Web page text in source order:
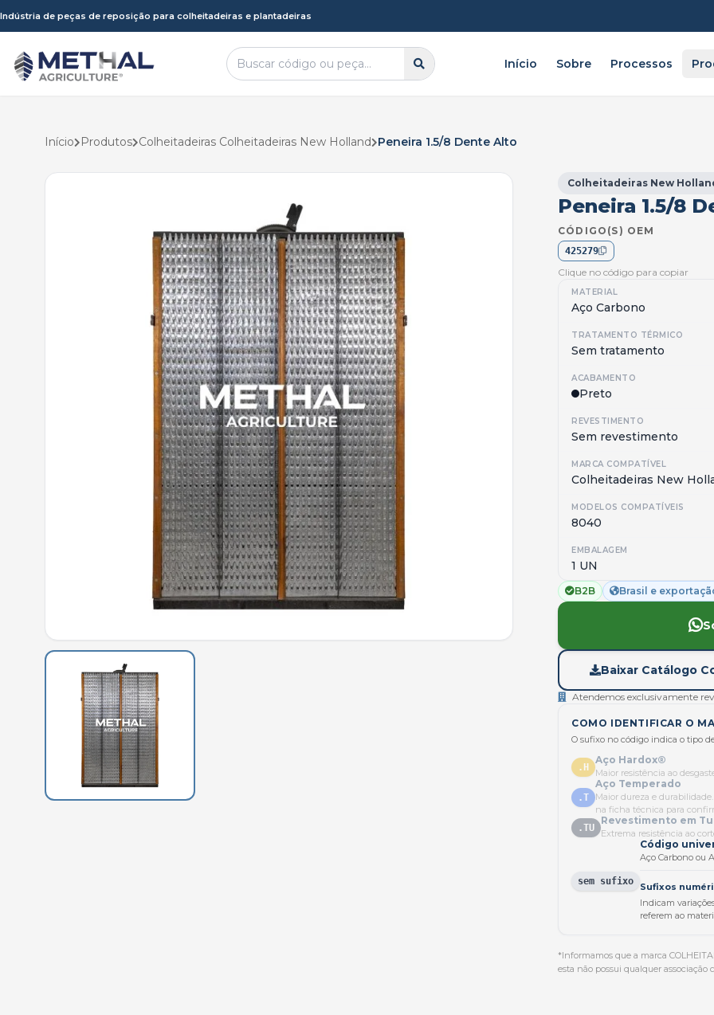
Indústria de peças de reposição para colheitadeiras e plantadeiras
Início Sobre Processos
Colheitadeiras Massey
Início Produtos Colheitadeiras Colheitadeiras New Holland Peneira 1.5/8 Dente Alto
Colheitadeiras New
Peneira 1.5/8
CÓDIGO(S) OEM
425279
Clique no código para copiar
MATERIAL
Aço Carbono
TRATAMENTO TÉRMICO
Sem tratamento
ACABAMENTO
Preto
REVESTIMENTO
Sem revestimento
MARCA COMPATÍVEL
Colheitadeiras New
MODELOS COMPATÍVEIS
8040
EMBALAGEM
1 UN
B2B Brasil e
Baixar Catálogo
Atendemos exclusivamente
COMO IDENTIFICAR O
O sufixo no código indica o tipo
.H
Aço Hardox®
Maior resistência ao
.T
Aço Temperado
Maior dureza e
na ficha técnica para
.TU
Revestimento em
Extrema resistência ao
sem sufixo
Código
Aço Carbono ou
Sufixos
Indicam
referem ao
*Informamos que a marca
esta não possui qualquer